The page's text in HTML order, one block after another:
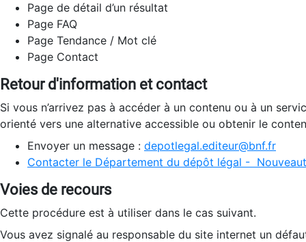
Page de détail d’un résultat
Page FAQ
Page Tendance / Mot clé
Page Contact
Retour d'information et contact
Si vous n’arrivez pas à accéder à un contenu ou à un
orienté vers une alternative accessible ou obtenir le
Envoyer un message : depotlegal.editeur@bnf.fr
Contacter le Département du dépôt légal -
Voies de recours
Cette procédure est à utiliser dans le cas suivant.
Vous avez signalé au responsable du site internet un